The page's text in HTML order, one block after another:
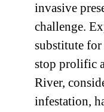
invasive
challenge.
substitute for
stop prolific
River,
infestation,